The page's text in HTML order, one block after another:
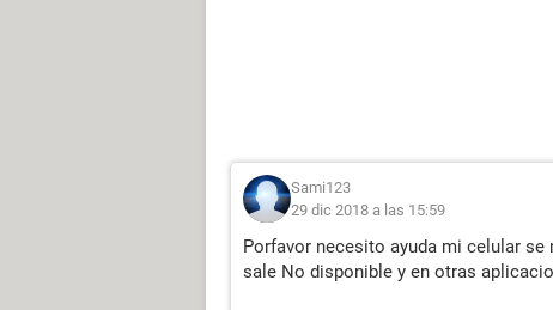
Sami123
29 dic 2018 a las 15:59
Porfavor necesito ayuda mi celular
sale No disponible y en otras